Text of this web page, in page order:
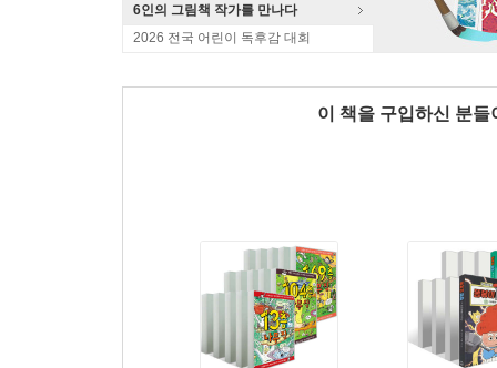
6인의 그림책 작가를 만나다
2026 전국 어린이 독후감 대회
이 책을 구입하신 분